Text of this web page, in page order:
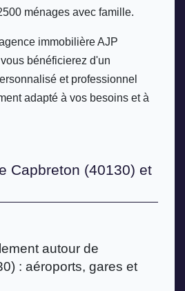
ménages avec famille.
immobilière AJP
bénéficierez d'un
et professionnel
adapté à vos besoins et à
Capbreton (40130) et
autour de
: aéroports, gares et